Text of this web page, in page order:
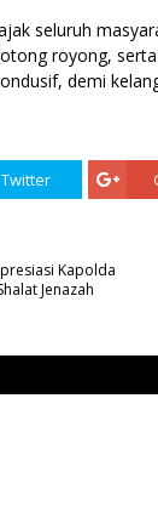
seluruh
royong,
demi
Twitter
Kapolda
Jenazah